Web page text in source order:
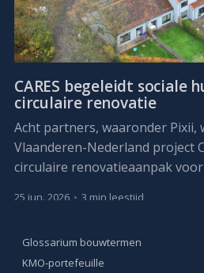
CARES begeleidt sociale
circulaire renovatie
Acht partners, waaronder
Vlaanderen-Nederland project
circulaire renovatieaanpak
maart 2029.
25 jun. 2026 • 3 min leestijd
Glossarium bouwtermen
KMO-portefeuille